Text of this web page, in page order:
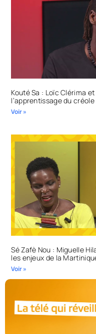
Kouté Sa : Loïc Clérima
l’apprentissage du
Voir »
Sé Zafè Nou : Miguelle
les enjeux de la
Voir »